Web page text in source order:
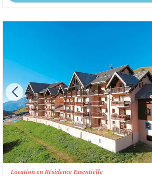
Location en Résidence Essentielle